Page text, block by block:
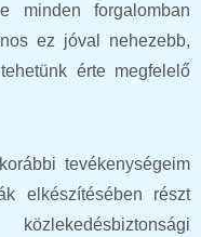
minden forgalomban
ez jóval nehezebb,
érte megfelelő
tevékenységeim
elkészítésében részt